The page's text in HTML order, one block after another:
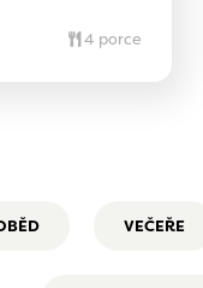
4 porce
VEČEŘE